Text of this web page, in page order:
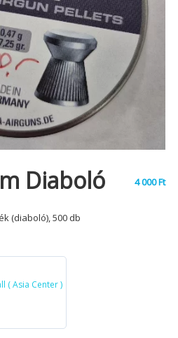
Diaboló 4 000Ft
(diaboló), 500 db
( Asia Center )